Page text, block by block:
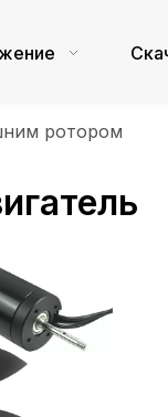
ротором